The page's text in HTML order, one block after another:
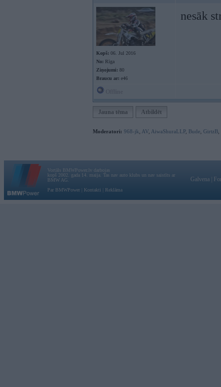
Kopš: 06. Jul 2016
No: Rīga
Ziņojumi: 80
Braucu ar: e46
nesāk
Jauna tēma Atbildēt
Moderatori: 968-jk AV AiwaShuraLLP, Bude GirtzB
Vortāls BMWPower.lv darbojas
kopš 2002. gada 14. maija. Tas nav auto klubs un nav saistīts ar
BMW AG.
Par BMWPower
Kontakti Reklāma
Galvena